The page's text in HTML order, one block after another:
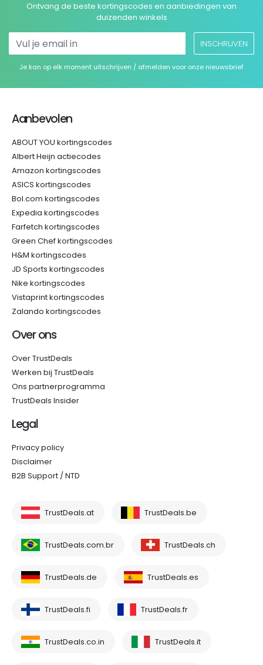
Ontvang de beste kortingscodes en aanbiedingen van
duizenden winkels
INSCHRIJVEN
Je kan op elk moment uitschrijven / afmelden voor onze nieuwsbrief
Aanbevolen
ABOUT YOU kortingscodes
Albert Heijn actiecodes
Amazon kortingscodes
ASICS kortingscodes
Bol.com kortingscodes
Expedia kortingscodes
Farfetch kortingscodes
Green Chef kortingscodes
H&M kortingscodes
JD Sports kortingscodes
Nike kortingscodes
Vistaprint kortingscodes
Zalando kortingscodes
Over ons
Over TrustDeals
Werken bij TrustDeals
Ons partnerprogramma
TrustDeals Insider
Legal
Privacy policy
Disclaimer
B2B Support / NTD
TrustDeals.at TrustDeals.be
TrustDeals.com.br TrustDeals.ch
TrustDeals.de TrustDeals.es
TrustDeals.fi TrustDeals.fr
TrustDeals.co.in TrustDeals.it